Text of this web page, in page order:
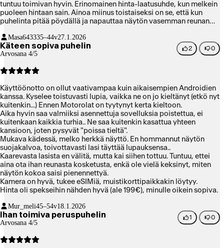
tuntuu toimivan hyvin. Erinomainen hinta-laatusuhde, kun melkein
puoleen hintaan sain. Ainoa miinus toistaiseksi on se, että kun
puhelinta pitää pöydällä ja napauttaa näytön vasemman reunan
ulokkeen takia. Välillä myös näytön painikkeita pitää napauttaa
kovempaa, mutta se voi johtua panssarilasista.
Masa643335–44v27.1.2026
Käteen sopiva puhelin
Arvosana 4/5
2 0
Käyttöönotto on ollut vaativampaa kuin aikaisempien Androidien
kanssa. Kyselee toistuvasti lupia, vaikka ne on jo kieltänyt (etkö nyt
kuitenkin...) Ennen Motorolat on tyytynyt kerta kieltoon.
Aika hyvin saa valmiiksi asennettuja sovelluksia poistettua, ei
kuitenkaan kaikkia turhia.. Ne saa kuitenkin kasattua yhteen
kansioon, joten pysyvät "poissa tieltä".
Mukava kädessä, melko herkkä näyttö. En hommannut näytön
suojakalvoa, toivottavasti lasi täyttää lupauksensa..
Kaarevasta lasista en välitä, mutta kai siihen tottuu. Tuntuu, ettei
aina ota ihan reunasta kosketusta, enkä ole vielä keksinyt, miten
näytön kokoa saisi pienennettyä.
Kamera on hyvä, tukee eSIMiä, muistikorttipaikkakin löytyy.
Hinta oli spekseihin nähden hyvä (ale 199€), minulle oikein sopiva.
Mur_meli45–54v18.1.2026
Ihan toimiva peruspuhelin
Arvosana 4/5
1 0